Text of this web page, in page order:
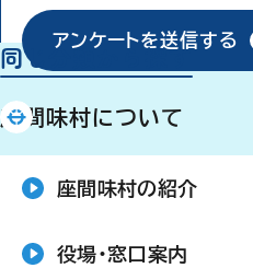
アンケートを送信する
同じ分類から探す
座間味村について
座間味村の紹介
役場・窓口案内